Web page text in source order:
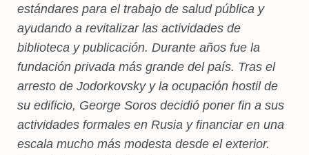
estándares para el trabajo de salud pública y
ayudando a revitalizar las actividades de
biblioteca y publicación. Durante años fue la
fundación privada más grande del país. Tras el
arresto de Jodorkovsky y la ocupación hostil de
su edificio, George Soros decidió poner fin a sus
actividades formales en Rusia y financiar en una
escala mucho más modesta desde el exterior.